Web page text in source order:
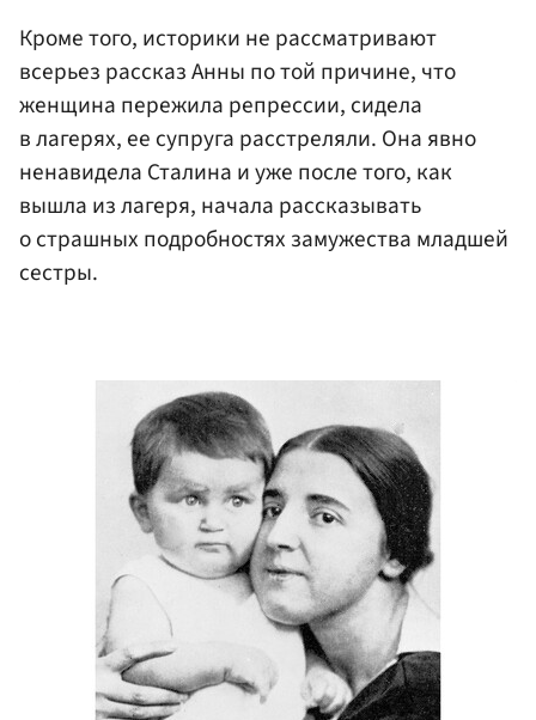
Кроме того, историки не рассматривают
всерьез рассказ Анны по той причине, что
женщина пережила репрессии, сидела
в лагерях, ее супруга расстреляли. Она явно
ненавидела Сталина и уже после того, как
вышла из лагеря, начала рассказывать
о страшных подробностях замужества младшей
сестры.